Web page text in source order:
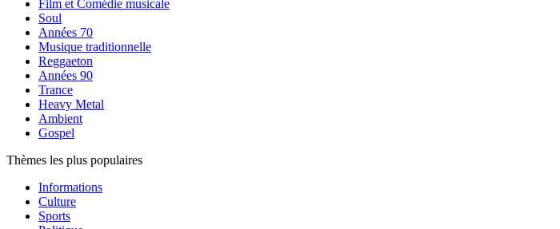
Film et Comédie musicale
Soul
Années 70
Musique traditionnelle
Reggaeton
Années 90
Trance
Heavy Metal
Ambient
Gospel
Thèmes les plus populaires
Informations
Culture
Sports